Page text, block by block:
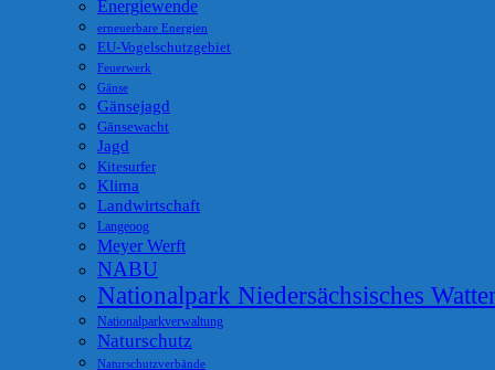
Energiewende
erneuerbare Energien
EU-Vogelschutzgebiet
Feuerwerk
Gänse
Gänsejagd
Gänsewacht
Jagd
Kitesurfer
Klima
Landwirtschaft
Langeoog
Meyer Werft
NABU
Nationalpark Niedersächsisches
Nationalparkverwaltung
Naturschutz
Naturschutzverbände